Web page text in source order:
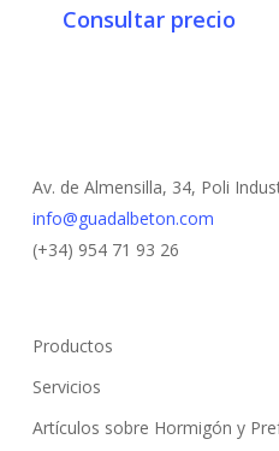
Consultar precio
Av. de Almensilla, 34, Poli
info@guadalbeton.com
(+34) 954 71 93 26
Productos
Servicios
Artículos sobre Hormigón y